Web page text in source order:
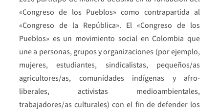
«Congreso de los Pueblos» como contrapartida al
«Congreso de la República». El «Congreso de los
Pueblos» es un movimiento social en Colombia que
une a personas, grupos y organizaciones (por ejemplo,
mujeres, estudiantes, sindicalistas, pequeños/as
agricultores/as, comunidades indígenas y afro-
liberales, activistas medioambientales,
trabajadores/as culturales) con el fin de defender los